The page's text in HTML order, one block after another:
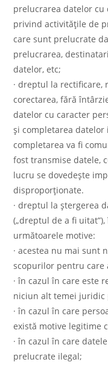
prelucrarea datelor cu
privind activitățile de
care sunt prelucrate
prelucrarea,
datelor, etc;
· dreptul la
corectarea, fără
datelor cu caracter
și completarea datelor
completarea va fi
fost transmise datele,
lucru se dovedește
disproporționate.
· dreptul la ștergerea
(„dreptul de a fi
următoarele motive:
· acestea nu mai sunt
scopurilor pentru care
· în cazul în care este
niciun alt temei
· în cazul în care
există motive legitime
· în cazul în care
prelucrate ilegal;